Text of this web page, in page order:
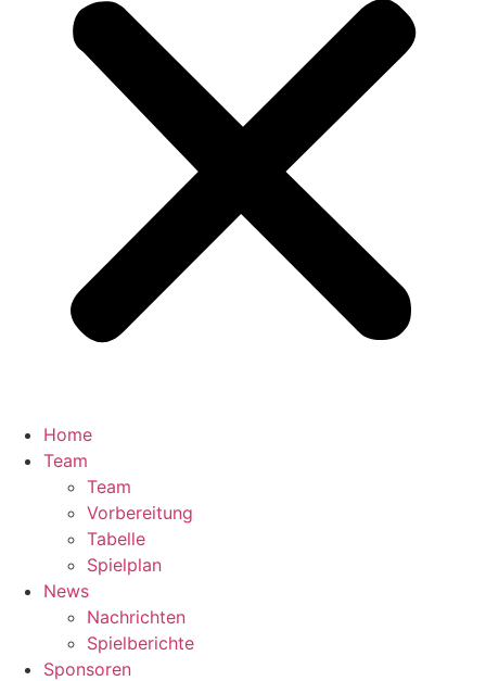
Home
Team
Team
Vorbereitung
Tabelle
Spielplan
News
Nachrichten
Spielberichte
Sponsoren